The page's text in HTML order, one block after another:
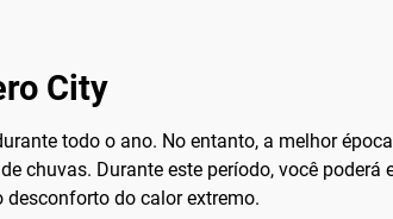
City
todo o ano. No entanto, a melhor
chuvas. Durante este período, você poderá
desconforto do calor extremo.